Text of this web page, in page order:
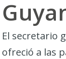
El secretario
ofreció a las